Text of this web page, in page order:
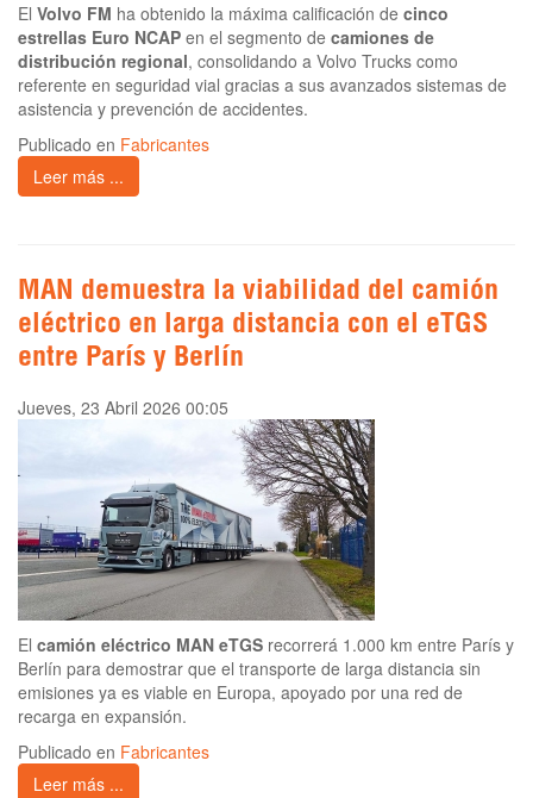
El Volvo FM ha obtenido la máxima calificación de cinco
estrellas Euro NCAP en el segmento de camiones de
distribución regional, consolidando a Volvo Trucks como
referente en seguridad vial gracias a sus avanzados sistemas de
asistencia y prevención de accidentes.
Publicado en Fabricantes
Leer más ...
MAN demuestra la viabilidad del camión
eléctrico en larga distancia con el eTGS
entre París y Berlín
Jueves, 23 Abril 2026 00:05
El camión eléctrico MAN eTGS recorrerá 1.000 km entre París y
Berlín para demostrar que el transporte de larga distancia sin
emisiones ya es viable en Europa, apoyado por una red de
recarga en expansión.
Publicado en Fabricantes
Leer más ...